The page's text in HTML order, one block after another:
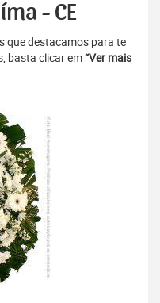
- CE
que destacamos para te
basta clicar em“Ver mais